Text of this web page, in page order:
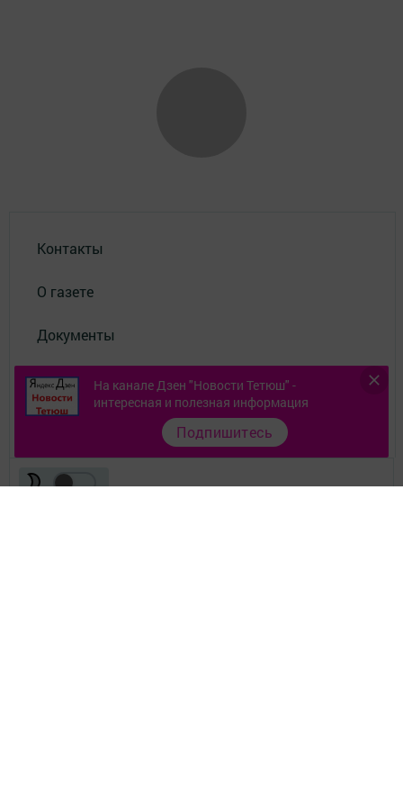
Контакты
О газете
Документы
Окно ГИБДД
Разное
На канале Дзен "Новости Тетюш" -
интересная и полезная информация
Подпишитесь